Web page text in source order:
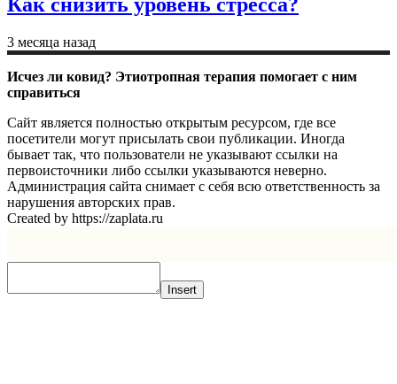
3 месяца назад
Исчез ли ковид? Этиотропная терапия помогает с ним
справиться
Сайт является полностью открытым ресурсом, где все
посетители могут присылать свои публикации. Иногда
бывает так, что пользователи не указывают ссылки на
первоисточники либо ссылки указываются неверно.
Администрация сайта снимает с себя всю ответственность за
нарушения авторских прав.
Created by https://zaplata.ru
Insert